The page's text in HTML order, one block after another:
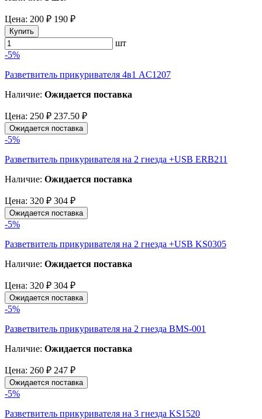
Цена: 200 ₽ 190 ₽
Купить
шт
-5%
Разветвитель прикуривателя 4в1 AC1207
Наличие: Ожидается поставка
Цена: 250 ₽ 237.50 ₽
Ожидается поставка
-5%
Разветвитель прикуривателя на 2 гнезда +USB ERB211
Наличие: Ожидается поставка
Цена: 320 ₽ 304 ₽
Ожидается поставка
-5%
Разветвитель прикуривателя на 2 гнезда +USB KS0305
Наличие: Ожидается поставка
Цена: 320 ₽ 304 ₽
Ожидается поставка
-5%
Разветвитель прикуривателя на 2 гнезда BMS-001
Наличие: Ожидается поставка
Цена: 260 ₽ 247 ₽
Ожидается поставка
-5%
Разветвитель прикуривателя на 3 гнезда KS1520